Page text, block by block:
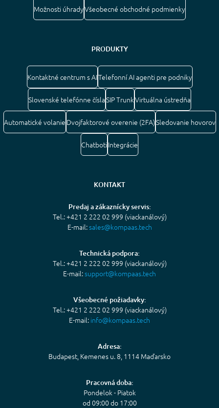
Možnosti úhradyVšeobecné obchodné podmienky
PRODUKTY
Kontaktné centrum s AITelefonní AI agenti pre podniky
Slovenské telefónne číslaSIP TrunkVirtuálna ústredňa
Automatické volanie Dvojfaktorové overenie (2FA)Sledovanie hovorov
ChatbotiIntegrácie
KONTAKT
Predaj a zákaznícky servis:
Tel.: +421 2 222 02 999 (viackanálový)
E-mail:sales@kompaas.tech
Technická podpora:
Tel.: +421 2 222 02 999 (viackanálový)
E-mail:support@kompaas.tech
Všeobecné požiadavky:
Tel.: +421 2 222 02 999 (viackanálový)
E-mail: info@kompaas.tech
Adresa:
Budapest, Kemenes u. 8, 1114 Maďarsko
Pracovná doba:
Pondelok - Piatok
od 09:00 do 17:00